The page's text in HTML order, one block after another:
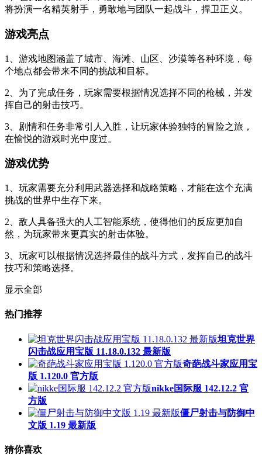
将扮演一名精英射手，勇敢地与团队一起战斗，捍卫正义。
游戏亮点
1、游戏地图涵盖了城市、海滩、山区、沙漠等各种环境，每
个地点都会带来不同的挑战和目标。
2、为了完成任务，玩家需要根据情况选择不同的枪械，并发
挥自己的射击技巧。
3、剧情和任务非常引人入胜，让玩家体验独特的冒险之旅，
在愉悦的游戏时光中度过。
游戏优势
1、玩家需要充分利用武器选择和战略策略，才能在这个充满
挑战的世界中生存下来。
2、敌人具备强大的人工智能系统，使得他们的反应更加自
然，为玩家带来更真实的射击体验。
3、玩家可以根据情况选择最佳的战斗方式，发挥自己的战斗
技巧和策略选择。
显示全部
热门推荐
坦克世界
闪击战应用宝版 11.18.0.132 最新版
奇葩战斗家应用宝
版 1.120.0 官方版
nikke国际服 142.12.2 官
方版
僵尸射击与防御中
文版 1.19 最新版
猜你喜欢